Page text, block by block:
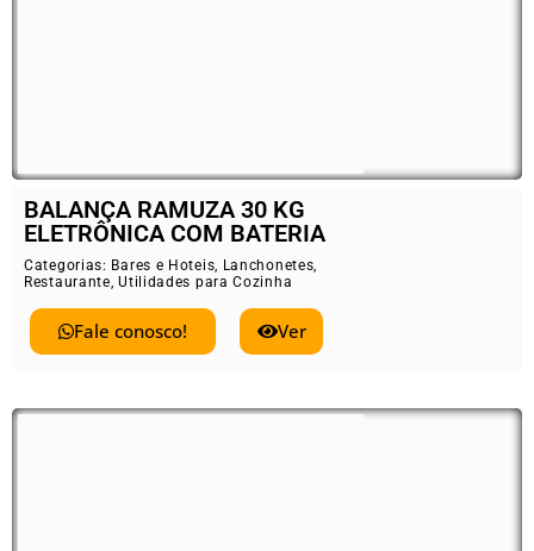
BALANÇA RAMUZA 30 KG
ELETRÔNICA COM BATERIA
Categorias: Bares e Hoteis, Lanchonetes,
Restaurante,Utilidades para Cozinha
Fale conosco! Ver